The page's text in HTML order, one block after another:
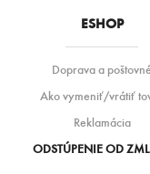
ESHOP
Doprava a poštovné
Ako vymeniť/vrátiť
Reklamácia
ODSTÚPENIE OD